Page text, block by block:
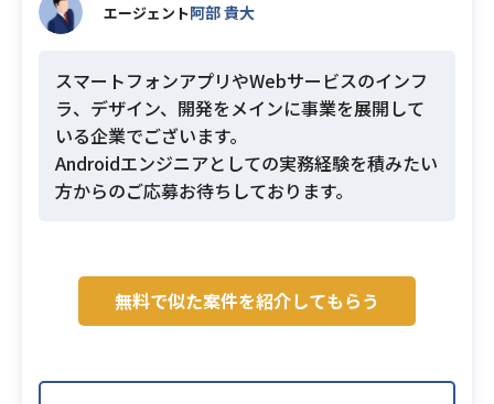
エージェント阿部 貴大
スマートフォンアプリやWebサービスのインフ
ラ、デザイン、開発をメインに事業を展開して
いる企業でございます。
Androidエンジニアとしての実務経験を積みたい
方からのご応募お待ちしております。
無料で似た案件を紹介してもらう